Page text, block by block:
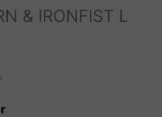
& IRONFIST L